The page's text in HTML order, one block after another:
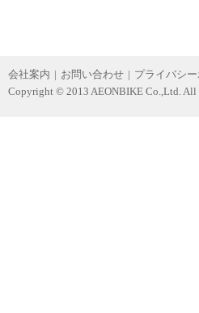
会社案内 | お問い合わせ | プライバシ
Copyright © 2013 AEONBIKE Co.,Ltd. All